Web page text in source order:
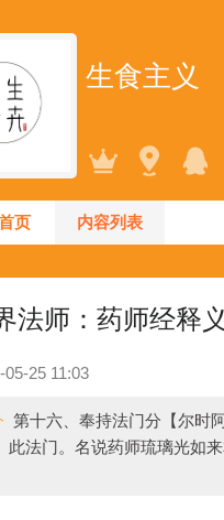
生食主义
页 内容列表
法师：药师经释
05-25 11:03
第十六、奉持法门分【尔时
此法门。名说药师琉璃光如